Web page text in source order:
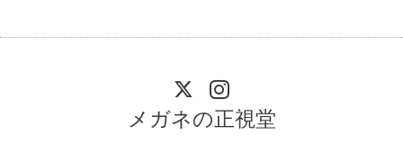
メガネの正視堂